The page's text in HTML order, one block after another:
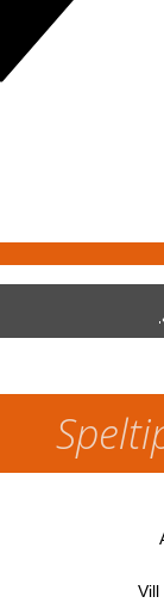
Vill